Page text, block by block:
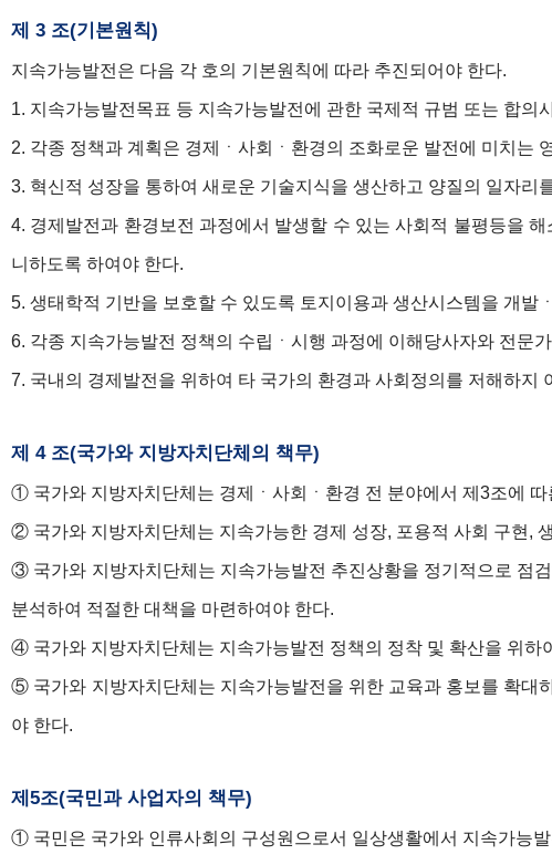
제 3 조(기본원칙)
지속가능발전은 다음 각 호의 기본원칙에 따라 추진되어야 한다.
1. 지속가능발전목표 등 지속가능발전에 관한 국제적 규범 또는 합
2. 각종 정책과 계획은 경제ㆍ사회ㆍ환경의 조화로운 발전에 미치는
3. 혁신적 성장을 통하여 새로운 기술지식을 생산하고 양질의 일자
4. 경제발전과 환경보전 과정에서 발생할 수 있는 사회적 불평등을
니하도록 하여야 한다.
5. 생태학적 기반을 보호할 수 있도록 토지이용과 생산시스템을 개
6. 각종 지속가능발전 정책의 수립ㆍ시행 과정에 이해당사자와 전문
7. 국내의 경제발전을 위하여 타 국가의 환경과 사회정의를 저해하
제 4 조(국가와 지방자치단체의 책무)
① 국가와 지방자치단체는 경제ㆍ사회ㆍ환경 전 분야에서 제3조에
② 국가와 지방자치단체는 지속가능한 경제 성장, 포용적 사회 구현,
③ 국가와 지방자치단체는 지속가능발전 추진상황을 정기적으로 점
분석하여 적절한 대책을 마련하여야 한다.
④ 국가와 지방자치단체는 지속가능발전 정책의 정착 및 확산을 위
⑤ 국가와 지방자치단체는 지속가능발전을 위한 교육과 홍보를 확대
야 한다.
제5조(국민과 사업자의 책무)
① 국민은 국가와 인류사회의 구성원으로서 일상생활에서 지속가능